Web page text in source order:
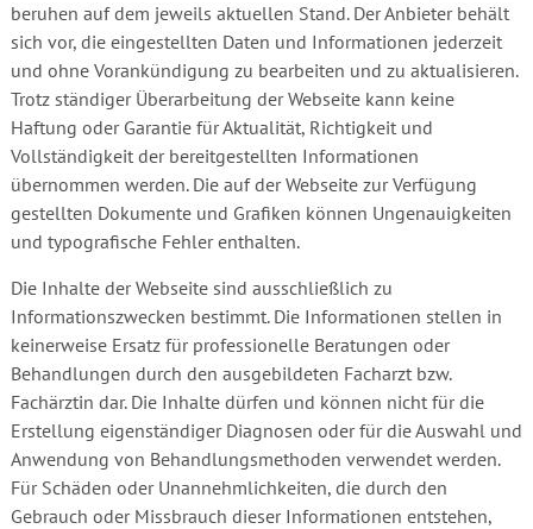
beruhen auf dem jeweils aktuellen Stand. Der Anbieter behält
sich vor, die eingestellten Daten und Informationen jederzeit
und ohne Vorankündigung zu bearbeiten und zu aktualisieren.
Trotz ständiger Überarbeitung der Webseite kann keine
Haftung oder Garantie für Aktualität, Richtigkeit und
Vollständigkeit der bereitgestellten Informationen
übernommen werden. Die auf der Webseite zur Verfügung
gestellten Dokumente und Grafiken können Ungenauigkeiten
und typografische Fehler enthalten.
Die Inhalte der Webseite sind ausschließlich zu
Informationszwecken bestimmt. Die Informationen stellen in
keinerweise Ersatz für professionelle Beratungen oder
Behandlungen durch den ausgebildeten Facharzt bzw.
Fachärztin dar. Die Inhalte dürfen und können nicht für die
Erstellung eigenständiger Diagnosen oder für die Auswahl und
Anwendung von Behandlungsmethoden verwendet werden.
Für Schäden oder Unannehmlichkeiten, die durch den
Gebrauch oder Missbrauch dieser Informationen entstehen,